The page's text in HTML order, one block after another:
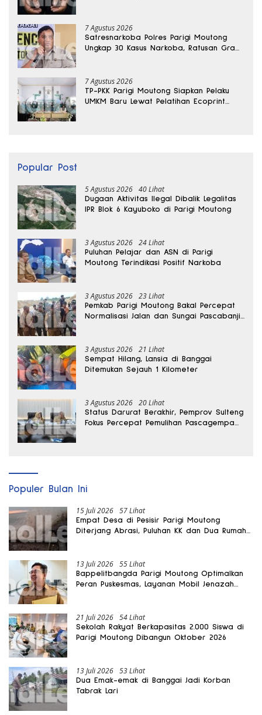
7 Agustus 2026
Satresnarkoba Polres Parigi Moutong
Ungkap 30 Kasus Narkoba, Ratusan Gram
7 Agustus 2026
TP-PKK Parigi Moutong Siapkan Pelaku
UMKM Baru Lewat Pelatihan Ecoprint
Popular Post
5 Agustus 2026 40 Lihat
Dugaan Aktivitas Ilegal Dibalik Legalitas
IPR Blok 6 Kayuboko di Parigi Moutong
3 Agustus 2026 24 Lihat
Puluhan Pelajar dan ASN di Parigi
Moutong Terindikasi Positif Narkoba
3 Agustus 2026 23 Lihat
Pemkab Parigi Moutong Bakal Percepat
Normalisasi Jalan dan Sungai Pascabanjir
3 Agustus 2026 21 Lihat
Sempat Hilang, Lansia di Banggai
Ditemukan Sejauh 1 Kilometer
3 Agustus 2026 20 Lihat
Status Darurat Berakhir, Pemprov Sulteng
Fokus Percepat Pemulihan Pascagempa
Populer Bulan Ini
15 Juli 2026 57 Lihat
Empat Desa di Pesisir Parigi Moutong
Diterjang Abrasi, Puluhan KK dan Dua Rumah
13 Juli 2026 55 Lihat
Bappelitbangda Parigi Moutong Optimalkan
Peran Puskesmas, Layanan Mobil Jenazah
21 Juli 2026 54 Lihat
Sekolah Rakyat Berkapasitas 2.000 Siswa di
Parigi Moutong Dibangun Oktober 2026
13 Juli 2026 53 Lihat
Dua Emak-emak di Banggai Jadi Korban
Tabrak Lari